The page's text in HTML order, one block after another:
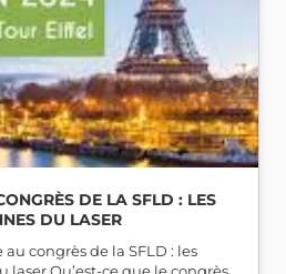
DE LA SFLD : LES
DU LASER
congrès de la SFLD : les